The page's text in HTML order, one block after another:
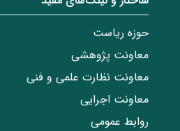
حوزه ریاست
معاونت پژوهشی
معاونت نظارت علمی و فنی
معاونت اجرایی
روابط عمومی